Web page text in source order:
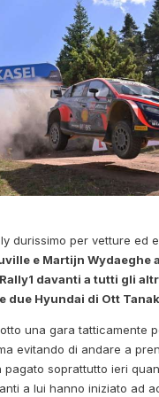
durissimo per vetture ed
e Martijn Wydaeghe
davanti a tutti gli
due Hyundai di Ott
una gara tatticamente
evitando di andare a
pagato soprattutto ieri
a lui hanno iniziato ad